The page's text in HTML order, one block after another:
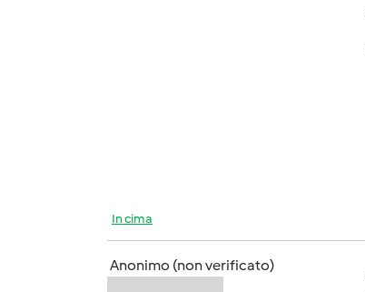
In cima
Anonimo (non verificato)